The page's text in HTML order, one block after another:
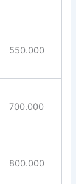
550.000
700.000
800.000